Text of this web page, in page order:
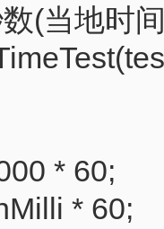
(当地时
* 60;
* 60;